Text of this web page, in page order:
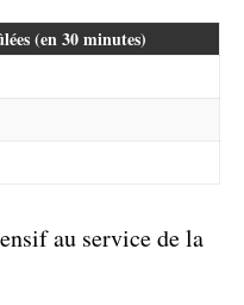
(en 30 minutes)
au service de la